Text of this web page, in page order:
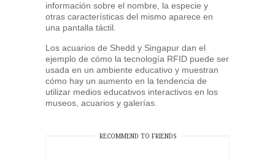
información sobre el nombre, la especie y
otras características del mismo aparece en
una pantalla táctil.
Los acuarios de Shedd y Singapur dan el
ejemplo de cómo la tecnología RFID puede ser
usada en un ambiente educativo y muestran
cómo hay un aumento en la tendencia de
utilizar medios educativos interactivos en los
museos, acuarios y galerías.
RECOMMEND TO FRIENDS